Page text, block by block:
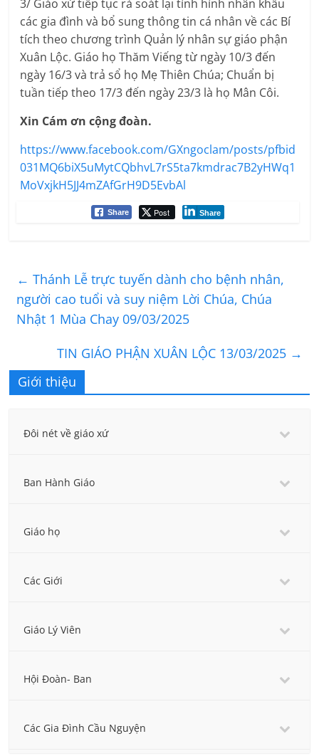
3/ Giáo xứ tiếp tục rà soát lại tình hình nhân khẩu
các gia đình và bổ sung thông tin cá nhân về các Bí
tích theo chương trình Quản lý nhân sự giáo phận
Xuân Lộc. Giáo họ Thăm Viếng từ ngày 10/3 đến
ngày 16/3 và trả sổ họ Mẹ Thiên Chúa; Chuẩn bị
tuần tiếp theo 17/3 đến ngày 23/3 là họ Mân Côi.
Xin Cám ơn cộng đoàn.
https://www.facebook.com/GXngoclam/posts/pfbid
031MQ6biX5uMytCQbhvL7rS5ta7kmdrac7B2yHWq1
MoVxjkH5JJ4mZAfGrH9D5EvbAl
Share Post Share
← Thánh Lễ trực tuyến dành cho bệnh nhân,
người cao tuổi và suy niệm Lời Chúa, Chúa
Nhật 1 Mùa Chay 09/03/2025
TIN GIÁO PHẬN XUÂN LỘC 13/03/2025 →
Giới thiệu
Đôi nét về giáo xứ
Ban Hành Giáo
Giáo họ
Các Giới
Giáo Lý Viên
Hội Đoàn- Ban
Các Gia Đình Cầu Nguyện